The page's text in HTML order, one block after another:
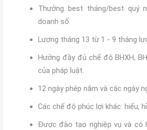
Thưởng best tháng/best quý
doanh số.
Lương tháng 13 từ 1 - 9 tháng
Hưởng đầy đủ chế độ BHXH,
của pháp luật.
12 ngày phép năm và các ngày
Các chế độ phúc lợi khác: hiếu, hỉ,
Được đào tạo nghiệp vụ và có